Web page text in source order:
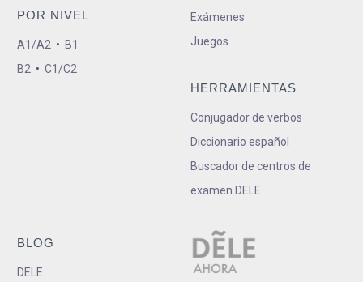
POR NIVEL
A1/A2 • B1
B2 • C1/C2
Exámenes
Juegos
HERRAMIENTAS
Conjugador de verbos
Diccionario español
Buscador de centros de
examen DELE
BLOG
DELE